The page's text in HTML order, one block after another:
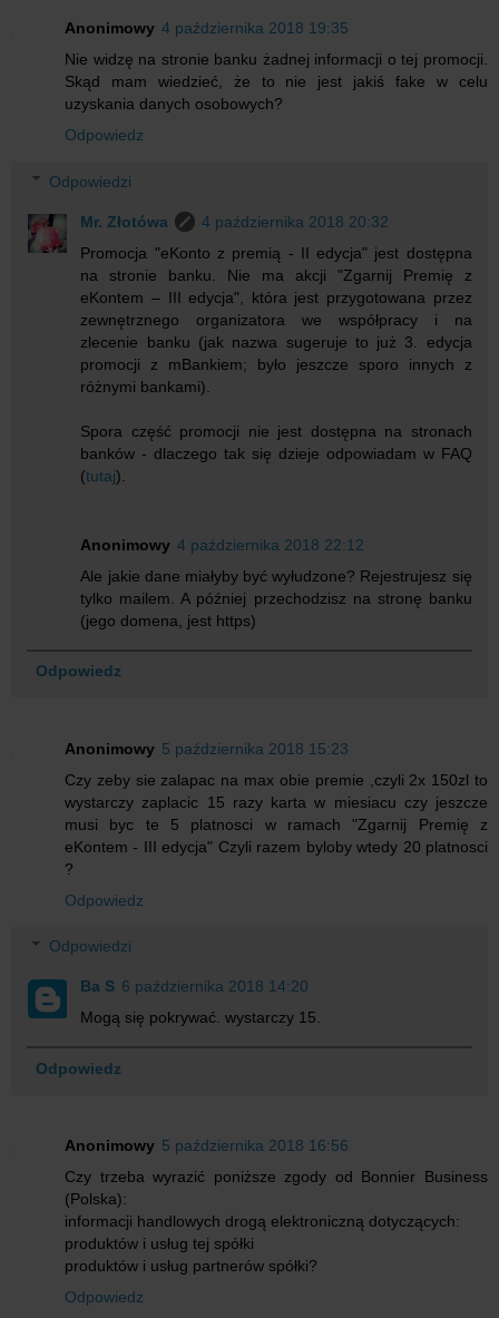
Anonimowy 4 października 2018 19:35
Nie widzę na stronie banku żadnej informacji o tej promocji.
Skąd mam wiedzieć, że to nie jest jakiś fake w celu
uzyskania danych osobowych?
Odpowiedz
Odpowiedzi
Mr. Złotówa
4 października 2018 20:32
Promocja "eKonto z premią - II edycja" jest dostępna
na stronie banku. Nie ma akcji "Zgarnij Premię z
eKontem – III edycja", która jest przygotowana przez
zewnętrznego organizatora we współpracy i na
zlecenie banku (jak nazwa sugeruje to już 3. edycja
promocji z mBankiem; było jeszcze sporo innych z
różnymi bankami).
Spora część promocji nie jest dostępna na stronach
banków - dlaczego tak się dzieje odpowiadam w FAQ
(tutaj).
Anonimowy 4 października 2018 22:12
Ale jakie dane miałyby być wyłudzone? Rejestrujesz się
tylko mailem. A później przechodzisz na stronę banku
(jego domena, jest https)
Odpowiedz
Anonimowy 5 października 2018 15:23
Czy zeby sie zalapac na max obie premie ,czyli 2x 150zl to
wystarczy zaplacic 15 razy karta w miesiacu czy jeszcze
musi byc te 5 platnosci w ramach "Zgarnij Premię z
eKontem - III edycja" Czyli razem byloby wtedy 20 platnosci
?
Odpowiedz
Odpowiedzi
Ba S 6 października 2018 14:20
Mogą się pokrywać. wystarczy 15.
Odpowiedz
Anonimowy 5 października 2018 16:56
Czy trzeba wyrazić poniższe zgody od Bonnier Business
(Polska):
informacji handlowych drogą elektroniczną dotyczących:
produktów i usług tej spółki
produktów i usług partnerów spółki?
Odpowiedz